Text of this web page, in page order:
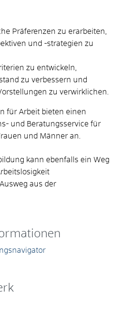
Präferenzen zu erarbeiten,
und -strategien zu
zu entwickeln,
zu verbessern und
zu verwirklichen.
für Arbeit bieten einen
und Beratungsservice für
und Männer an.
kann ebenfalls ein Weg
aus der